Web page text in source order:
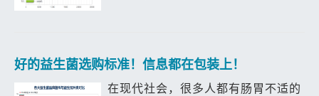
样的呢？接...
好的益生菌选购标准！信息都在包装上！
在现代社会，很多人都有肠胃不适的